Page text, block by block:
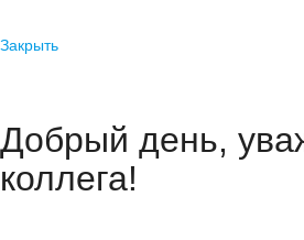
Закрыть
Добрый день,
коллега!